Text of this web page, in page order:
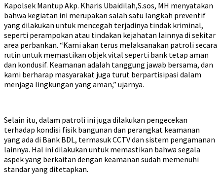
Kapolsek Mantup Akp. Kharis Ubaidilah,S.sos, MH menyatakan
bahwa kegiatan ini merupakan salah satu langkah preventif
yang dilakukan untuk mencegah terjadinya tindak kriminal,
seperti perampokan atau tindakan kejahatan lainnya di sekitar
area perbankan. “Kami akan terus melaksanakan patroli secara
rutin untuk memastikan objek vital seperti bank tetap aman
dan kondusif. Keamanan adalah tanggung jawab bersama, dan
kami berharap masyarakat juga turut berpartisipasi dalam
menjaga lingkungan yang aman,” ujarnya.
Selain itu, dalam patroli ini juga dilakukan pengecekan
terhadap kondisi fisik bangunan dan perangkat keamanan
yang ada di Bank BDL, termasuk CCTV dan sistem pengamanan
lainnya. Hal ini dilakukan untuk memastikan bahwa segala
aspek yang berkaitan dengan keamanan sudah memenuhi
standar yang ditetapkan.